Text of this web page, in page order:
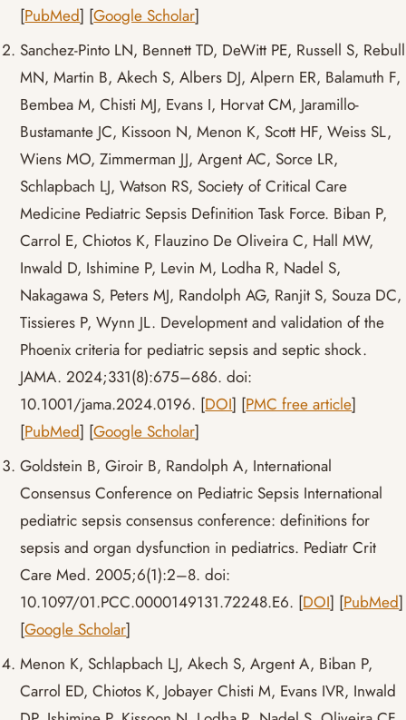
[PubMed] [Google Scholar]
Sanchez-Pinto LN, Bennett TD, DeWitt PE, Russell S, Rebull
MN, Martin B, Akech S, Albers DJ, Alpern ER, Balamuth F,
Bembea M, Chisti MJ, Evans I, Horvat CM, Jaramillo-
Bustamante JC, Kissoon N, Menon K, Scott HF, Weiss SL,
Wiens MO, Zimmerman JJ, Argent AC, Sorce LR,
Schlapbach LJ, Watson RS, Society of Critical Care
Medicine Pediatric Sepsis Definition Task Force. Biban P,
Carrol E, Chiotos K, Flauzino De Oliveira C, Hall MW,
Inwald D, Ishimine P, Levin M, Lodha R, Nadel S,
Nakagawa S, Peters MJ, Randolph AG, Ranjit S, Souza DC,
Tissieres P, Wynn JL. Development and validation of the
Phoenix criteria for pediatric sepsis and septic shock.
JAMA. 2024;331(8):675–686. doi:
10.1001/jama.2024.0196. [DOI] [PMC free article]
[PubMed] [Google Scholar]
Goldstein B, Giroir B, Randolph A, International
Consensus Conference on Pediatric Sepsis International
pediatric sepsis consensus conference: definitions for
sepsis and organ dysfunction in pediatrics. Pediatr Crit
Care Med. 2005;6(1):2–8. doi:
10.1097/01.PCC.0000149131.72248.E6. [DOI] [PubMed]
[Google Scholar]
Menon K, Schlapbach LJ, Akech S, Argent A, Biban P,
Carrol ED, Chiotos K, Jobayer Chisti M, Evans IVR, Inwald